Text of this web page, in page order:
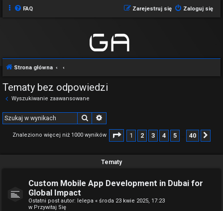
FAQ Zaloguj się
Zarejestruj się
Strona główna
Tematy bez odpowiedzi
Wyszukiwanie zaawansowane
Szukaj
Znaleziono więcej niż 1000 wyników Strona z40
1 2 3 4 5 40
Tematy
Custom Mobile App Development in Dubai for
Global Impact
Ostatni post autor: lelepa « środa 23 kwie 2025, 17:23
w Przywitaj Się